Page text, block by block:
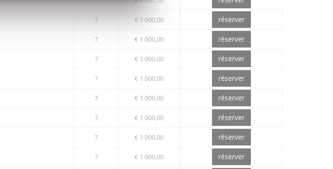
7 € 1 000,00 réserver
7 € 1 000,00 réserver
7 € 1 000,00 réserver
7 € 1 000,00 réserver
7 € 1 000,00 réserver
7 € 1 000,00 réserver
7 € 1 000,00 réserver
7 € 1 000,00 réserver